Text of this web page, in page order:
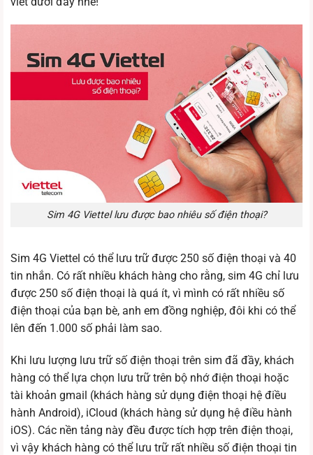
Sim 4G Viettel lưu được bao nhiêu số điện thoại?
Sim 4G Viettel có thể lưu trữ được 250 số điện thoại và 40
tin nhắn. Có rất nhiều khách hàng cho rằng, sim 4G chỉ lưu
được 250 số điện thoại là quá ít, vì mình có rất nhiều số
điện thoại của bạn bè, anh em đồng nghiệp, đôi khi có thể
lên đến 1.000 số phải làm sao.
Khi lưu lượng lưu trữ số điện thoại trên sim đã đầy, khách
hàng có thể lựa chọn lưu trữ trên bộ nhớ điện thoại hoặc
tài khoản gmail (khách hàng sử dụng điện thoại hệ điều
hành Android), iCloud (khách hàng sử dụng hệ điều hành
iOS). Các nền tảng này đều được tích hợp trên điện thoại,
vì vậy khách hàng có thể lưu trữ rất nhiều số điện thoại tin